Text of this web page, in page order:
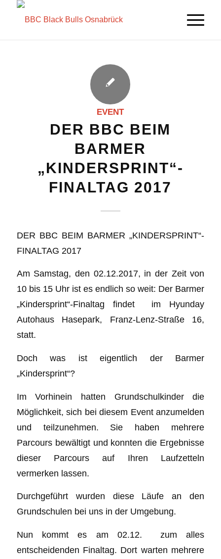
EVENT
DER BBC BEIM
BARMER
„KINDERSPRINT“-
FINALTAG 2017
DER BBC BEIM BARMER „KINDERSPRINT“-
FINALTAG 2017
Am Samstag, den 02.12.2017, in der Zeit von
10 bis 15 Uhr ist es endlich so weit: Der Barmer
„Kindersprint“-Finaltag findet im Hyunday
Autohaus Hasepark, Franz-Lenz-Straße 16,
statt.
Doch was ist eigentlich der Barmer
„Kindersprint“?
Im Vorhinein hatten Grundschulkinder die
Möglichkeit, sich bei diesem Event anzumelden
und teilzunehmen. Sie haben mehrere
Parcours bewältigt und konnten die Ergebnisse
dieser Parcours auf Ihren Laufzetteln
vermerken lassen.
Durchgeführt wurden diese Läufe an den
Grundschulen bei uns in der Umgebung.
Nun kommt es am 02.12. zum alles
entscheidenden Finaltag. Dort warten mehrere